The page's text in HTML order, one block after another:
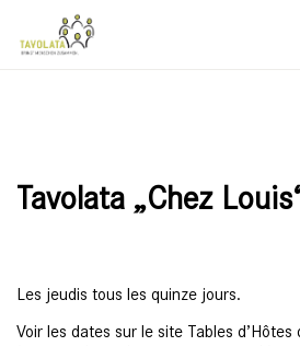
Tavolata „Chez
Les jeudis tous les quinze jours.
Voir les dates sur le site Tables